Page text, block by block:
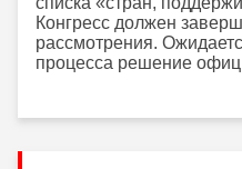
Конгресс должен
рассмотрения.
процесса решение